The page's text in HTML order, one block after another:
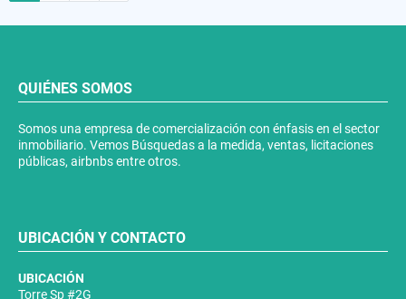
QUIÉNES SOMOS
Somos una empresa de comercialización con énfasis en el sector
inmobiliario. Vemos Búsquedas a la medida, ventas, licitaciones
públicas, airbnbs entre otros.
UBICACIÓN Y CONTACTO
UBICACIÓN
Torre Sp #2G